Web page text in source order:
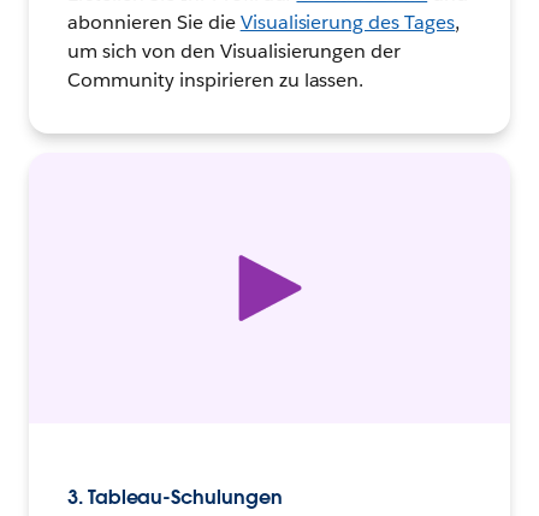
abonnieren Sie dieVisualisierung des Tages,
um sich von den Visualisierungen der
Community inspirieren zu lassen.
3. Tableau-Schulungen